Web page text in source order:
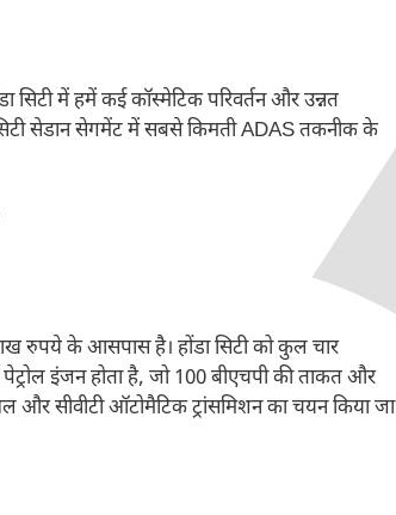
सिटी में हमें कई कॉस्मेटिक परिवर्तन और उन्नत
सिटी सेडान सेगमेंट में सबसे किमती ADAS तकनीक के
रुपये के आसपास है। होंडा सिटी को कुल चार
इंजन होता है, जो 100 बीएचपी की ताकत और
और सीवीटी ऑटोमैटिक ट्रांसमिशन का चयन किया जा